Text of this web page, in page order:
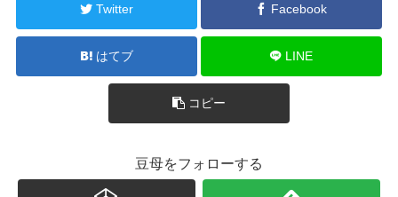
Twitter Facebook
はてブ LINE
コピー
豆母をフォローする